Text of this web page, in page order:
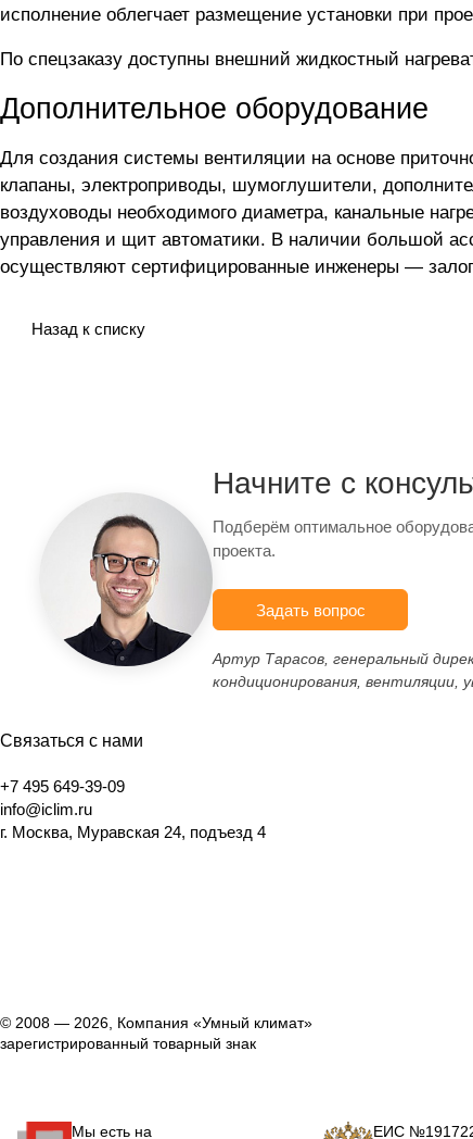
исполнение облегчает размещение установки при
По спецзаказу доступны внешний жидкостный
Дополнительное оборудование
Для создания системы вентиляции на основе
клапаны, электроприводы, шумоглушители,
воздуховоды необходимого диаметра, канальные
управления и щит автоматики. В наличии большой
осуществляют сертифицированные инженеры —
Назад к списку
Начните с
Подберём оптимальное
проекта.
Задать вопрос
Артур Тарасов, генеральный
кондиционирования, вентиляции,
Связаться с нами
+7 495 649-39-09
info@iclim.ru
г. Москва, Муравская 24, подъезд 4
© 2008 — 2026, Компания «Умный климат»
зарегистрированный товарный знак
Мы есть на ЕИС